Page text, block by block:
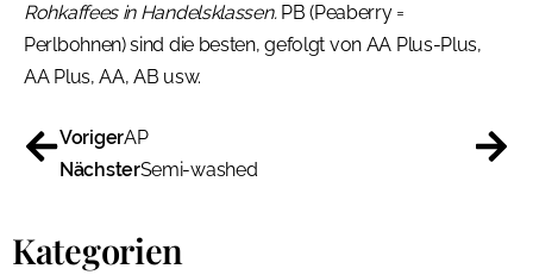
Rohkaffees in Handelsklassen.PB (Peaberry =
Perlbohnen) sind die besten, gefolgt von AA Plus-Plus,
AA Plus, AA, AB usw.
VorigerAP
NächsterSemi-washed
Kategorien